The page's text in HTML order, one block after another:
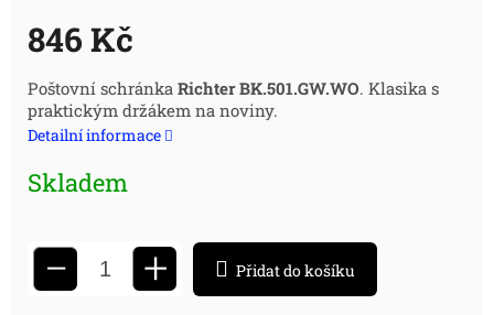
846 Kč
Měrná
cena:
Poštovní schránka Richter BK.501.GW.WO. Klasika s
praktickým držákem na noviny.
Detailní informace
Skladem
− + Přidat do košíku